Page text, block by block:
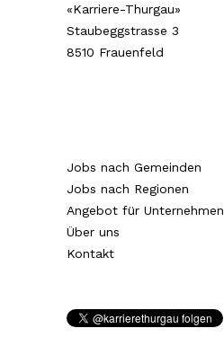
«Karriere-Thurgau»
Staubeggstrasse 3
8510 Frauenfeld
Jobs nach Gemeinden
Jobs nach Regionen
Angebot für Unternehmen
Über uns
Kontakt